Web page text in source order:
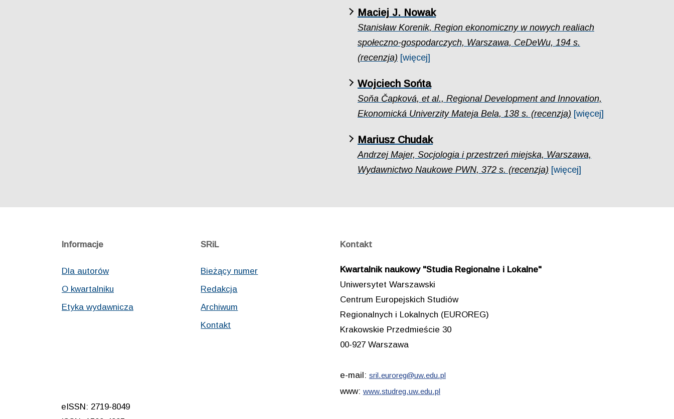
Maciej J. Nowak
Stanisław Korenik, Region ekonomiczny w nowych realiach
społeczno-gospodarczych, Warszawa, CeDeWu, 194 s.
(recenzja) [więcej]
Wojciech Sońta
Soňa Čapková, et al., Regional Development and Innovation,
Ekonomická Univerzity Mateja Bela, 138 s. (recenzja) [więcej]
Mariusz Chudak
Andrzej Majer, Socjologia i przestrzeń miejska, Warszawa,
Wydawnictwo Naukowe PWN, 372 s. (recenzja) [więcej]
Informacje
Dla autorów
O kwartalniku
Etyka wydawnicza
SRiL
Bieżący numer
Redakcja
Archiwum
Kontakt
Kontakt
Kwartalnik naukowy "Studia Regionalne i Lokalne"
Uniwersytet Warszawski
Centrum Europejskich Studiów
Regionalnych i Lokalnych (EUROREG)
Krakowskie Przedmieście 30
00-927 Warszawa
e-mail: sril.euroreg@uw.edu.pl
www: www.studreg.uw.edu.pl
eISSN: 2719-8049